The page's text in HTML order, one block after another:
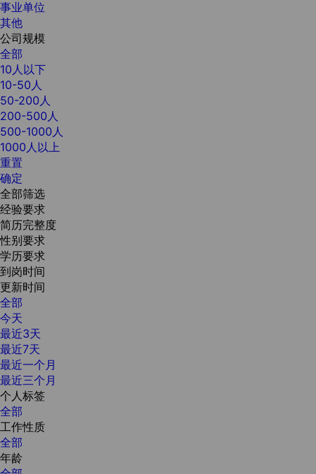
事业单位
其他
公司规模
全部
10人以下
10-50人
50-200人
200-500人
500-1000人
1000人以上
重置
确定
全部筛选
经验要求
简历完整度
性别要求
学历要求
到岗时间
更新时间
全部
今天
最近3天
最近7天
最近一个月
最近三个月
个人标签
全部
工作性质
全部
年龄